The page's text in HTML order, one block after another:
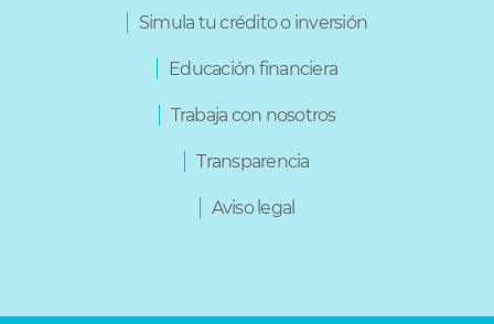
Simula tu crédito o inversión
Educación financiera
Trabaja con nosotros
Transparencia
Aviso legal